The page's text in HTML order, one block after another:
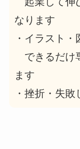
なります
・イラスト・
できるだけ
ます
・挫折・失敗